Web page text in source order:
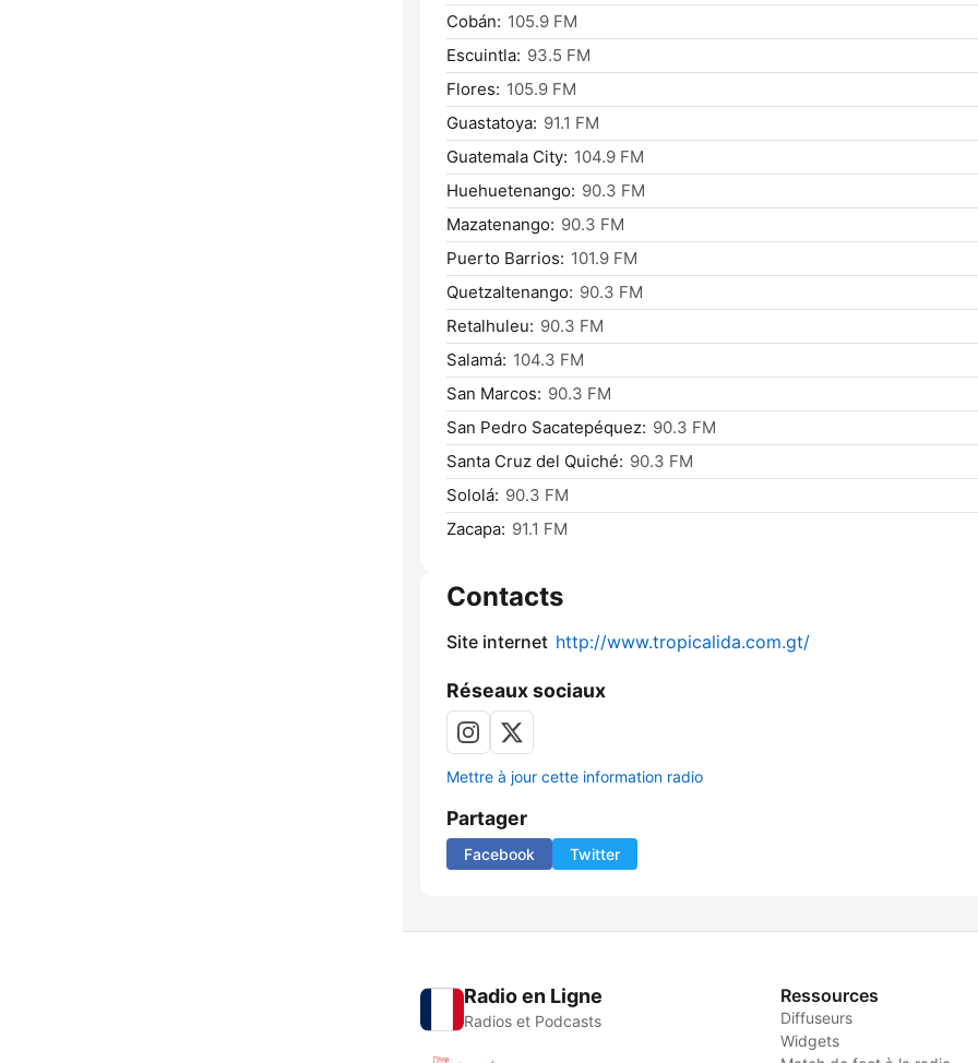
Cobán: 105.9 FM
Escuintla: 93.5 FM
Flores: 105.9 FM
Guastatoya: 91.1 FM
Guatemala City: 104.9 FM
Huehuetenango: 90.3 FM
Mazatenango: 90.3 FM
Puerto Barrios: 101.9 FM
Quetzaltenango: 90.3 FM
Retalhuleu: 90.3 FM
Salamá: 104.3 FM
San Marcos: 90.3 FM
San Pedro Sacatepéquez: 90.3 FM
Santa Cruz del Quiché: 90.3 FM
Sololá: 90.3 FM
Zacapa: 91.1 FM
Contacts
Site internet http://www.tropicalida.com.gt/
Réseaux sociaux
Mettre à jour cette information radio
Partager
Facebook Twitter
Radio en Ligne
Radios et Podcasts
Ressources
Diffuseurs
Widgets